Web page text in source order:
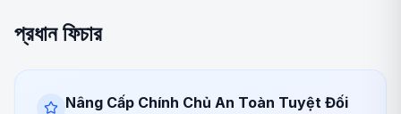
প্রধান ফিচার
Nâng Cấp Chính Chủ An Toàn Tuyệt Đối